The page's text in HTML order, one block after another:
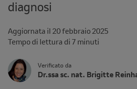
diagnosi
Aggiornata il 20 febbraio 2025
Reading
Tempo di lettura di 7 minuti
Verificato da
Author's
Avatar
Name
Dr.ssa sc. nat. Brigitte